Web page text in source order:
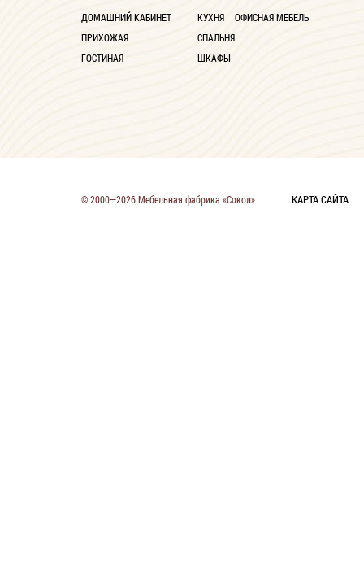
ДОМАШНИЙ КАБИНЕТ
ПРИХОЖАЯ
ГОСТИНАЯ
КУХНЯ
СПАЛЬНЯ
ШКАФЫ
ОФИСНАЯ МЕБЕЛЬ
© 2000—2026 Мебельная фабрика «Сокол» КАРТА САЙТА